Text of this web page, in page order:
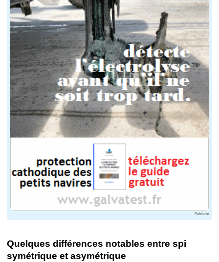
Publicité
Quelques différences notables entre spi
symétrique et asymétrique